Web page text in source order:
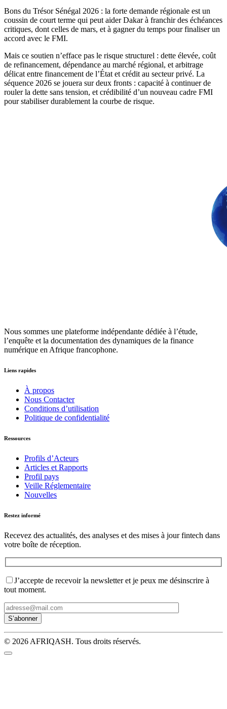
Bons du Trésor Sénégal 2026 : la forte demande régionale est un
coussin de court terme qui peut aider Dakar à franchir des échéances
critiques, dont celles de mars, et à gagner du temps pour finaliser un
accord avec le FMI.
Mais ce soutien n’efface pas le risque structurel : dette élevée, coût
de refinancement, dépendance au marché régional, et arbitrage
délicat entre financement de l’État et crédit au secteur privé. La
séquence 2026 se jouera sur deux fronts : capacité à continuer de
rouler la dette sans tension, et crédibilité d’un nouveau cadre FMI
pour stabiliser durablement la courbe de risque.
Nous sommes une plateforme indépendante dédiée à l’étude,
l’enquête et la documentation des dynamiques de la finance
numérique en Afrique francophone.
Liens rapides
À propos
Nous Contacter
Conditions d’utilisation
Politique de confidentialité
Ressources
Profils d’Acteurs
Articles et Rapports
Profil pays
Veille Réglementaire
Nouvelles
Restez informé
Recevez des actualités, des analyses et des mises à jour fintech dans
votre boîte de réception.
J’accepte de recevoir la newsletter et je peux me désinscrire à
tout moment.
© 2026 AFRIQASH. Tous droits réservés.